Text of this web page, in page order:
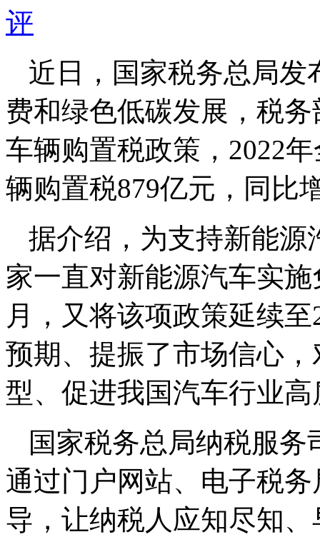
评
近日，国家税务总局发
费和绿色低碳发展，税
车辆购置税政策，2022
辆购置税879亿元，同比
据介绍，为支持新能源
家一直对新能源汽车实
月，又将该项政策延续
预期、提振了市场信心
型、促进我国汽车行业
国家税务总局纳税服
通过门户网站、电子税
导，让纳税人应知尽知